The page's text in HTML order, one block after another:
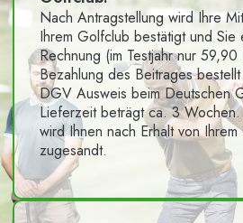
Nach Antragstellung wird Ihre
Ihrem Golfclub bestätigt und Sie
Rechnung (im Testjahr nur
Bezahlung des Beitrages
DGV Ausweis beim Deutschen
Lieferzeit beträgt ca. 3
wird Ihnen nach Erhalt von
zugesandt.